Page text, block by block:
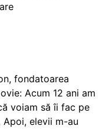
fondatoarea
Acum 12 ani am
voiam să îi fac pe
elevii m-au